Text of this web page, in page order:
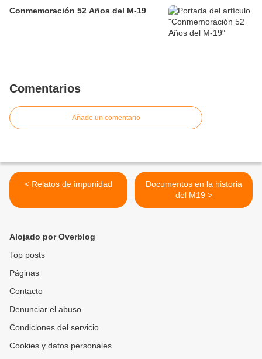
Conmemoración 52 Años del M-19
Comentarios
Añade un comentario
< Relatos de impunidad
Documentos en la historia
del M19 >
Alojado por Overblog
Top posts
Páginas
Contacto
Denunciar el abuso
Condiciones del servicio
Cookies y datos personales